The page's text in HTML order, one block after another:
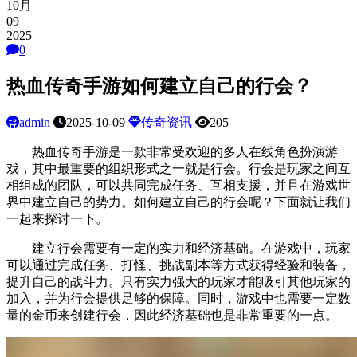
10月
09
2025
0
热血传奇手游如何建立自己的行会？
admin 2025-10-09 传奇资讯 205
热血传奇手游是一款非常受欢迎的多人在线角色扮演游
戏，其中最重要的组织形式之一就是行会。行会是玩家之间互
相组成的团队，可以共同完成任务、互相支援，并且在游戏世
界中建立自己的势力。如何建立自己的行会呢？下面就让我们
一起来探讨一下。
建立行会需要有一定的实力和经济基础。在游戏中，玩家
可以通过完成任务、打怪、挑战副本等方式获得经验和装备，
提升自己的战斗力。只有实力强大的玩家才能吸引其他玩家的
加入，并为行会提供足够的保障。同时，游戏中也需要一定数
量的金币来创建行会，因此经济基础也是非常重要的一点。